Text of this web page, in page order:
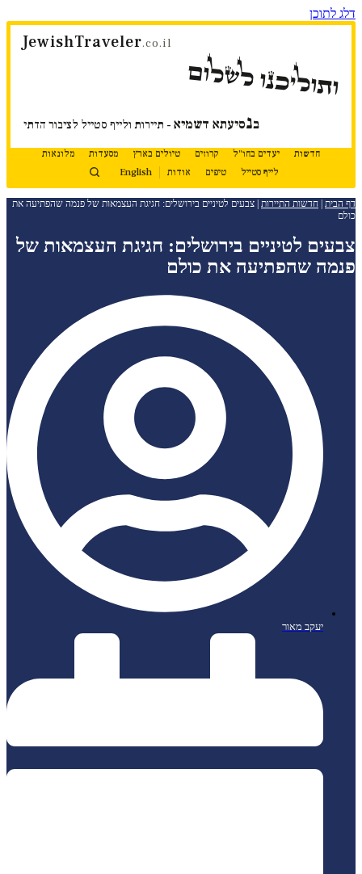
דלג לתוכן
JewishTraveler.co.il
ותוליכנו לשלום
בנסיעתא דשמיא - תיירות ולייף סטייל לציבור הדתי
חדשות יעדים בחו"ל קרוזים טיולים בארץ מסעדות
מלונאות
לייף סטייל
טיפים אודות English
דף הבית חדשות התיירות צבעים לטיניים בירושלים: חגיגת העצמאות של פנמה שהפתיעה את
כולם
צבעים לטיניים בירושלים: חגיגת העצמאות של
פנמה שהפתיעה את כולם
יעקב מאור